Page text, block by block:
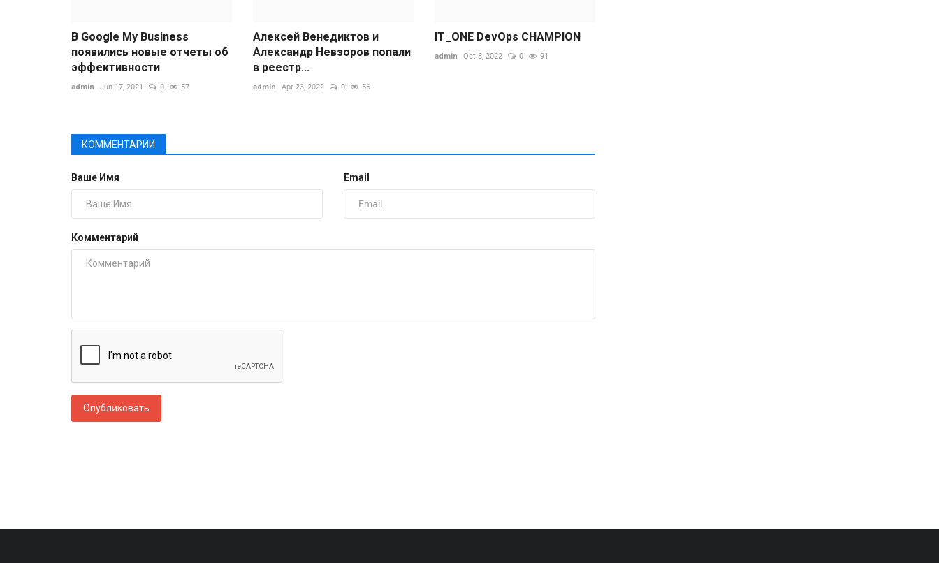
В Google My Business
появились новые отчеты об
эффективности
admin Jun 17, 2021 0 57
Алексей Венедиктов и
Александр Невзоров попали
в реестр...
admin Apr 23, 2022 0 56
IT_ONE DevOps CHAMPION
admin Oct 8, 2022 0 91
КОММЕНТАРИИ
Ваше Имя Email
Комментарий
Опубликовать